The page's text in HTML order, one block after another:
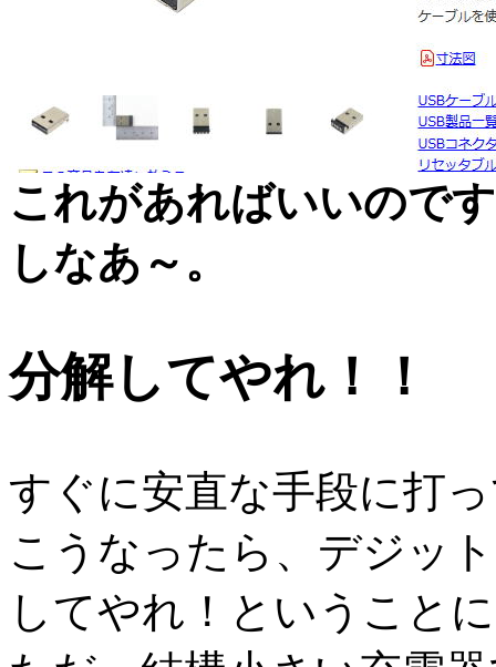
これがあればいいので
しなあ～。
分解してやれ！！
すぐに安直な手段に打
こうなったら、デジッ
してやれ！ということ